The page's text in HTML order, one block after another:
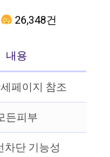
26,348건
내용
페이지 참조
든피부
차단 기능성